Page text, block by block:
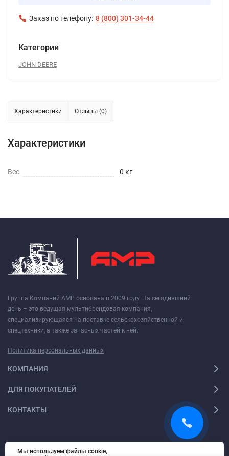
Заказ по телефону: 8 (800) 301-34-44
Категории
JOHN DEERE
Характеристики Отзывы (0)
Характеристики
Вес 0 кг
Группа Компаний АМР основана в 2009 году. На сегодняшний
день – это ведущая мультибрендовая компания,
специализирующаяся на поставке сельскохозяйственной и
спецтехники, а также запасных частей к ней.
Политика персональных данных
КОМПАНИЯ
ДЛЯ ПОКУПАТЕЛЕЙ
КОНТАКТЫ
Мы используем файлы cookie,